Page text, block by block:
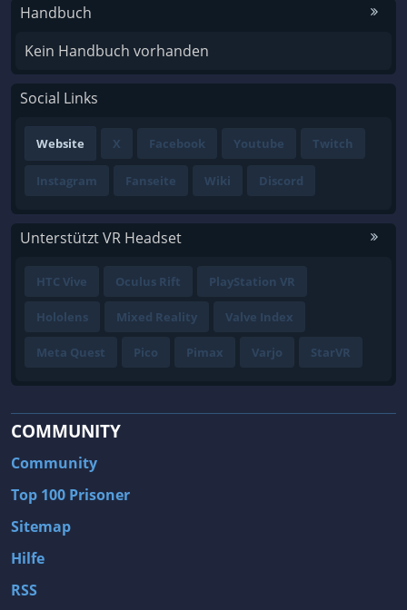
Handbuch
Kein Handbuch vorhanden
Social Links
Website X Facebook Youtube Twitch
Instagram Fanseite Wiki Discord
Unterstützt VR Headset
HTC Vive Oculus Rift PlayStation VR
Hololens Mixed Reality Valve Index
Meta Quest Pico Pimax Varjo StarVR
COMMUNITY
Community
Top 100 Prisoner
Sitemap
Hilfe
RSS